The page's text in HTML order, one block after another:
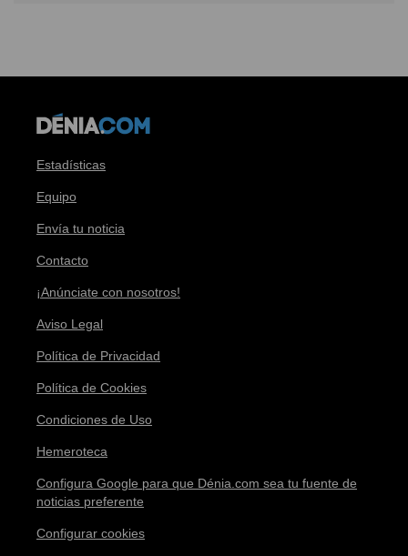
Estadísticas
Equipo
Envía tu noticia
Contacto
¡Anúnciate con nosotros!
Aviso Legal
Política de Privacidad
Política de Cookies
Condiciones de Uso
Hemeroteca
Configura Google para que Dénia.com sea tu fuente de
noticias preferente
Configurar cookies